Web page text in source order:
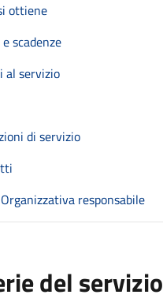
ottiene
scadenze
al servizio
di servizio
responsabile
del servizio